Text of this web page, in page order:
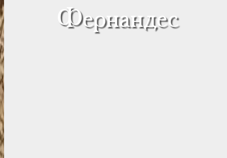
Фернандес